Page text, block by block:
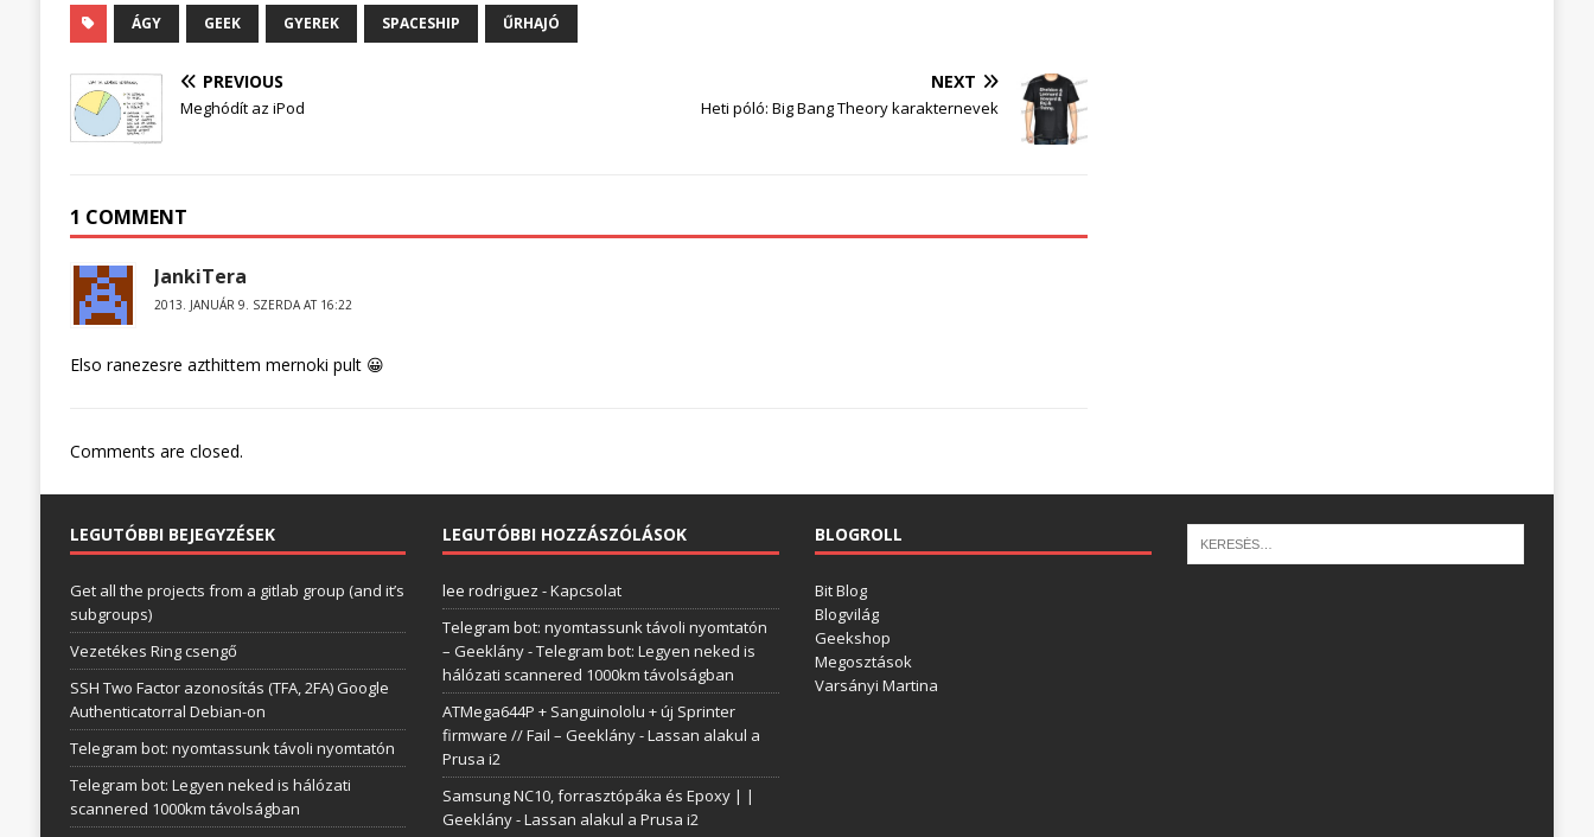
ÁGY GEEK GYEREK SPACESHIP ŰRHAJÓ
PREVIOUS
Meghódít az iPod
NEXT
Heti póló: Big Bang Theory karakternevek
1 COMMENT
JankiTera
2013. JANUÁR 9. SZERDA AT 16:22
Elso ranezesre azthittem mernoki pult 😀
Comments are closed.
LEGUTÓBBI BEJEGYZÉSEK
Get all the projects from a gitlab group (and it’s
subgroups)
Vezetékes Ring csengő
SSH Two Factor azonosítás (TFA, 2FA) Google
Authenticatorral Debian-on
Telegram bot: nyomtassunk távoli nyomtatón
Telegram bot: Legyen neked is hálózati
scannered 1000km távolságban
LEGUTÓBBI HOZZÁSZÓLÁSOK
lee rodriguez -Kapcsolat
Telegram bot: nyomtassunk távoli nyomtatón
– Geeklány-Telegram bot: Legyen neked is
hálózati scannered 1000km távolságban
ATMega644P + Sanguinololu + új Sprinter
firmware // Fail – Geeklány-Lassan alakul a
Prusa i2
Samsung NC10, forrasztópáka és Epoxy | |
Geeklány-Lassan alakul a Prusa i2
BLOGROLL
Bit Blog
Blogvilág
Geekshop
Megosztások
Varsányi Martina